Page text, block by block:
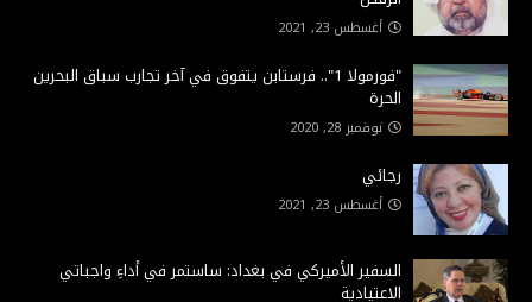
أغسطس 23, 2021
"فورمولا 1".. فرستابن يتفوق في آخر تجارب سباق البحرين
الحرة
نوفمبر 28, 2020
رجائي
أغسطس 23, 2021
السفير الأميركي في بغداد: ساستمر في أداءِ واجباتي
الاعتيادية